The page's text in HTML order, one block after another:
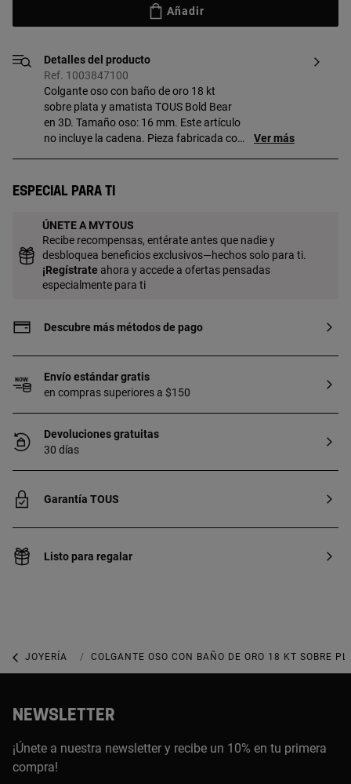
Añadir
Detalles del producto
Ref. 1003847100
Colgante oso con baño de oro 18 kt
sobre plata y amatista TOUS Bold Bear
en 3D. Tamaño oso: 16 mm. Este artículo
no incluye la cadena. Pieza fabricada con
calidad garantiza una mayor durabilidad
Ver más
Especial para ti
ÚNETE A MYTOUS
Recibe recompensas, entérate antes que nadie y
desbloquea beneficios exclusivos—hechos solo para ti.
¡Regístrate ahora y accede a ofertas pensadas
especialmente para ti
Descubre más métodos de pago
Envío estándar gratis
en compras superiores a $150
Devoluciones gratuitas
30 días
Garantía TOUS
Listo para regalar
JOYERÍA JOYAS CON GEMAS
COLGANTE OSO CON BAÑO DE ORO 18 KT SOBRE
NEWSLETTER
¡Únete a nuestra newsletter y recibe un 10% en tu primera
compra!